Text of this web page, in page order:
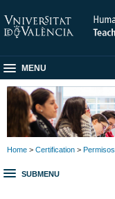
MENU
Home > Certification > Permisos
SUBMENU